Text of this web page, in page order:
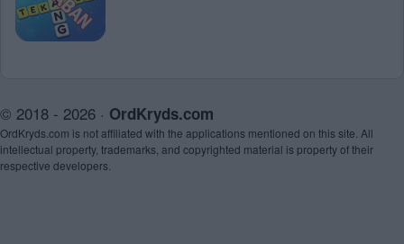
© 2018 - 2026 · OrdKryds.com
OrdKryds.com is not affiliated with the applications mentioned on this site. All
intellectual property, trademarks, and copyrighted material is property of their
respective developers.